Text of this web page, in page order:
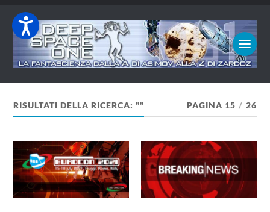
RISULTATI DELLA RICERCA: "" PAGINA 15 / 26